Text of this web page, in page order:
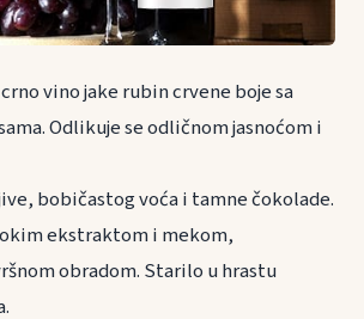
vino jake rubin crvene boje sa
Odlikuje se odličnom jasnoćom i
bobičastog voća i tamne čokolade.
ekstraktom i mekom,
obradom. Starilo u hrastu